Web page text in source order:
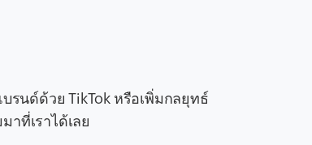
รนด์ด้วย TikTok หรือเพิ่มกลยุทธ์
าที่เราได้เลย